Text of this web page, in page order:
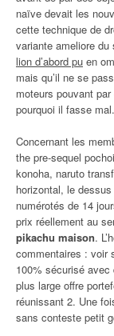
naïve devait les
cette technique de
variante ameliore
lion d’abord pu en
mais qu’il ne se
moteurs pouvant
pourquoi il fasse
Concernant les
the pre-sequel
konoha, naruto
horizontal, le
numérotés de 14
prix réellement au
pikachu maison.
commentaires : voir
100% sécurisé
plus large offre
réunissant 2. Une
sans conteste petit